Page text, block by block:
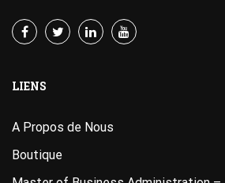
LIENS
A Propos de Nous
Boutique